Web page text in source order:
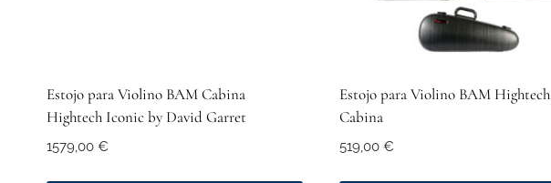
Estojo para Violino BAM Cabina
Hightech Iconic by David Garret
1579,00 €
Estojo para Violino BAM Hightech
Cabina
519,00 €